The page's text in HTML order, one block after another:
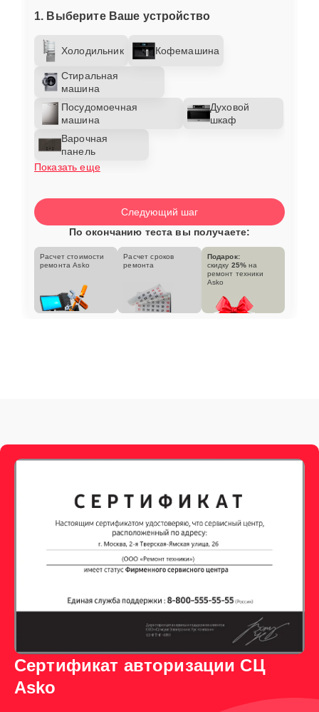
1. Выберите Ваше устройство
Холодильник Кофемашина
Стиральная
машина
Посудомоечная
машина
Духовой
шкаф
Варочная
панель
Показать еще
Следующий шаг
По окончанию теста вы получаете:
Расчет стоимости
ремонта Asko
Расчет сроков
ремонта
Подарок:
скидку 25% на
ремонт техники
Asko
Сертификат авторизации СЦ
Asko